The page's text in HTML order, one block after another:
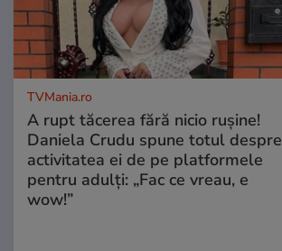
TVMania.ro
A rupt tăcerea fără nicio rușine!
Daniela Crudu spune totul despre
activitatea ei de pe platformele
pentru adulți: „Fac ce vreau, e
wow!”